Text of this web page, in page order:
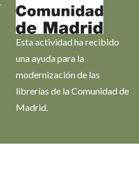
Esta actividad ha recibido
una ayuda para la
modernización de las
librerías de la Comunidad de
Madrid.